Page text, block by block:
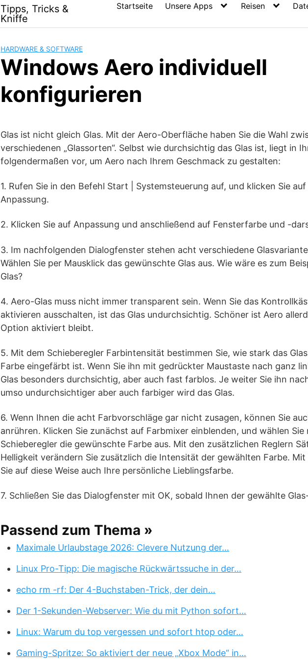
Tipps, Tricks &
Kniffe
Startseite Unsere Apps Reisen
HARDWARE & SOFTWARE
Windows Aero individuell
konfigurieren
Glas ist nicht gleich Glas. Mit der Aero-Oberfläche haben Sie die Wahl
verschiedenen „Glassorten“. Selbst wie durchsichtig das Glas ist, liegt in
folgendermaßen vor, um Aero nach Ihrem Geschmack zu gestalten:
1. Rufen Sie in den Befehl Start | Systemsteuerung auf, und klicken Sie
Anpassung.
2. Klicken Sie auf Anpassung und anschließend auf Fensterfarbe und -
3. Im nachfolgenden Dialogfenster stehen acht verschiedene
Wählen Sie per Mausklick das gewünschte Glas aus. Wie wäre es zum
Glas?
4. Aero-Glas muss nicht immer transparent sein. Wenn Sie das
aktivieren ausschalten, ist das Glas undurchsichtig. Schöner ist Aero
Option aktiviert bleibt.
5. Mit dem Schieberegler Farbintensität bestimmen Sie, wie stark das
Farbe eingefärbt ist. Wenn Sie ihn mit gedrückter Maustaste nach ganz
Glas besonders durchsichtig, aber auch fast farblos. Je weiter Sie ihn
umso undurchsichtiger aber auch farbiger wird das Glas.
6. Wenn Ihnen die acht Farbvorschläge gar nicht zusagen, können Sie
anrühren. Klicken Sie zunächst auf Farbmixer einblenden, und wählen Sie
Schieberegler die gewünschte Farbe aus. Mit den zusätzlichen Reglern
Helligkeit verändern Sie zusätzlich die Intensität der gewählten Farbe.
Sie auf diese Weise auch Ihre persönliche Lieblingsfarbe.
7. Schließen Sie das Dialogfenster mit OK, sobald Ihnen der gewählte
Passend zum Thema »
Maximale Urlaubstage 2026: Clevere Nutzung der…
Linux Pro-Tipp: Die magische Rückwärtssuche in der…
echo rm -rf: Der 4-Buchstaben-Trick, der dein…
Der 1-Sekunden-Webserver: Wie du mit Python sofort…
Linux: Warum du top vergessen und sofort htop oder…
Gaming-Spritze: So aktiviert der neue „Xbox Mode“ in…